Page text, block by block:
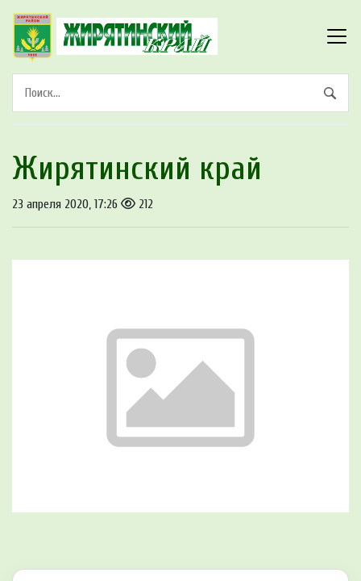
Жирятинский край
23 апреля 2020, 17:26 212